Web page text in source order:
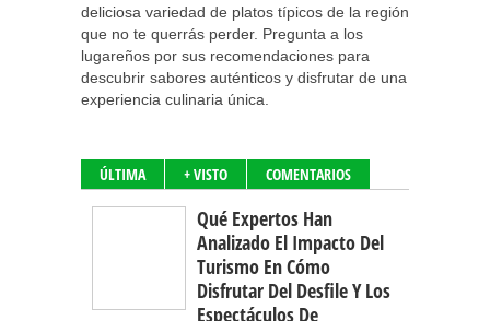
deliciosa variedad de platos típicos de la región
que no te querrás perder. Pregunta a los
lugareños por sus recomendaciones para
descubrir sabores auténticos y disfrutar de una
experiencia culinaria única.
ÚLTIMA + VISTO COMENTARIOS
Qué Expertos Han
Analizado El Impacto Del
Turismo En Cómo
Disfrutar Del Desfile Y Los
Espectáculos De